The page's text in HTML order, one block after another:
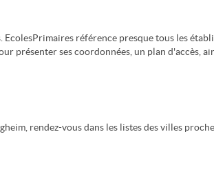
référence presque tous les
présenter ses coordonnées, un plan d'accès,
rendez-vous dans les listes des villes